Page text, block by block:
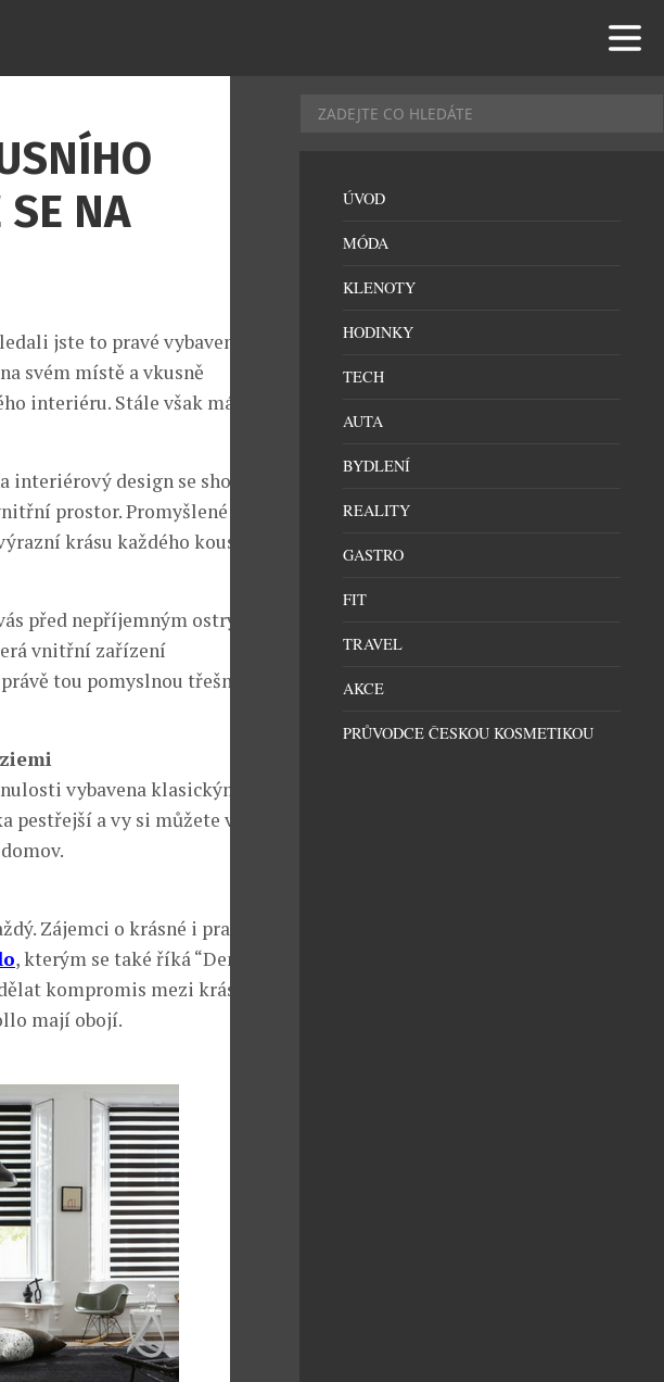
SE NA
jste to pravé vybavení a
svém místě a vkusně
interiéru. Stále však máte
design se shodují, že
prostor. Promyšlené
krásu každého kousku v
před nepříjemným ostrým
vnitřní zařízení
tou pomyslnou třešničkou
vybavena klasickými
a vy si můžete vybrat
Zájemci o krásné i praktické
, kterým se také říká “Den a
kompromis mezi krásou
mají obojí.
ÚVOD
MÓDA
KLENOTY
HODINKY
TECH
AUTA
BYDLENÍ
REALITY
GASTRO
FIT
TRAVEL
AKCE
PRŮVODCE ČESKOU KOSMETIKOU